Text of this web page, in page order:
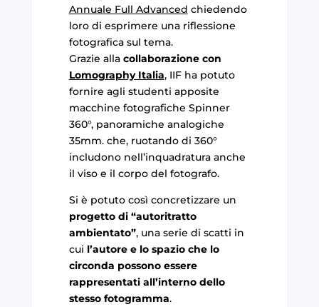
Annuale Full Advanced chiedendo
loro di esprimere una riflessione
fotografica sul tema.
Grazie alla collaborazione con
Lomography Italia, IIF ha potuto
fornire agli studenti apposite
macchine fotografiche Spinner
360°, panoramiche analogiche
35mm. che, ruotando di 360°
includono nell’inquadratura anche
il viso e il corpo del fotografo.
Si è potuto così concretizzare un
progetto di “autoritratto
ambientato”, una serie di scatti in
cui l’autore e lo spazio che lo
circonda possono essere
rappresentati all’interno dello
stesso fotogramma.